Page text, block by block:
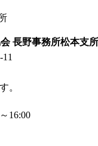
長野事務所松本支所
。
16:00